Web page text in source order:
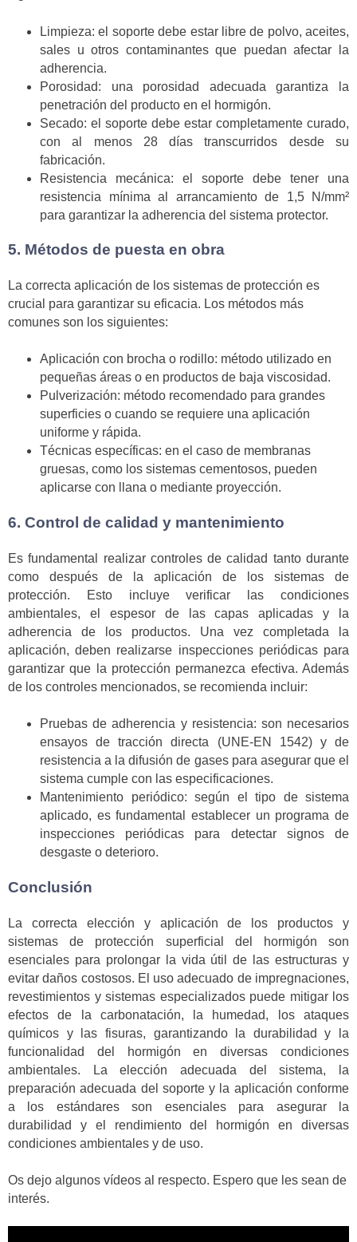
Limpieza: el soporte debe estar libre de polvo, aceites,
sales u otros contaminantes que puedan afectar la
adherencia.
Porosidad: una porosidad adecuada garantiza la
penetración del producto en el hormigón.
Secado: el soporte debe estar completamente curado,
con al menos 28 días transcurridos desde su
fabricación.
Resistencia mecánica: el soporte debe tener una
resistencia mínima al arrancamiento de 1,5 N/mm²
para garantizar la adherencia del sistema protector.
5. Métodos de puesta en obra
La correcta aplicación de los sistemas de protección es
crucial para garantizar su eficacia. Los métodos más
comunes son los siguientes:
Aplicación con brocha o rodillo: método utilizado en
pequeñas áreas o en productos de baja viscosidad.
Pulverización: método recomendado para grandes
superficies o cuando se requiere una aplicación
uniforme y rápida.
Técnicas específicas: en el caso de membranas
gruesas, como los sistemas cementosos, pueden
aplicarse con llana o mediante proyección.
6. Control de calidad y mantenimiento
Es fundamental realizar controles de calidad tanto durante
como después de la aplicación de los sistemas de
protección. Esto incluye verificar las condiciones
ambientales, el espesor de las capas aplicadas y la
adherencia de los productos. Una vez completada la
aplicación, deben realizarse inspecciones periódicas para
garantizar que la protección permanezca efectiva. Además
de los controles mencionados, se recomienda incluir:
Pruebas de adherencia y resistencia: son necesarios
ensayos de tracción directa (UNE-EN 1542) y de
resistencia a la difusión de gases para asegurar que el
sistema cumple con las especificaciones.
Mantenimiento periódico: según el tipo de sistema
aplicado, es fundamental establecer un programa de
inspecciones periódicas para detectar signos de
desgaste o deterioro.
Conclusión
La correcta elección y aplicación de los productos y
sistemas de protección superficial del hormigón son
esenciales para prolongar la vida útil de las estructuras y
evitar daños costosos. El uso adecuado de impregnaciones,
revestimientos y sistemas especializados puede mitigar los
efectos de la carbonatación, la humedad, los ataques
químicos y las fisuras, garantizando la durabilidad y la
funcionalidad del hormigón en diversas condiciones
ambientales. La elección adecuada del sistema, la
preparación adecuada del soporte y la aplicación conforme
a los estándares son esenciales para asegurar la
durabilidad y el rendimiento del hormigón en diversas
condiciones ambientales y de uso.
Os dejo algunos vídeos al respecto. Espero que les sean de
interés.